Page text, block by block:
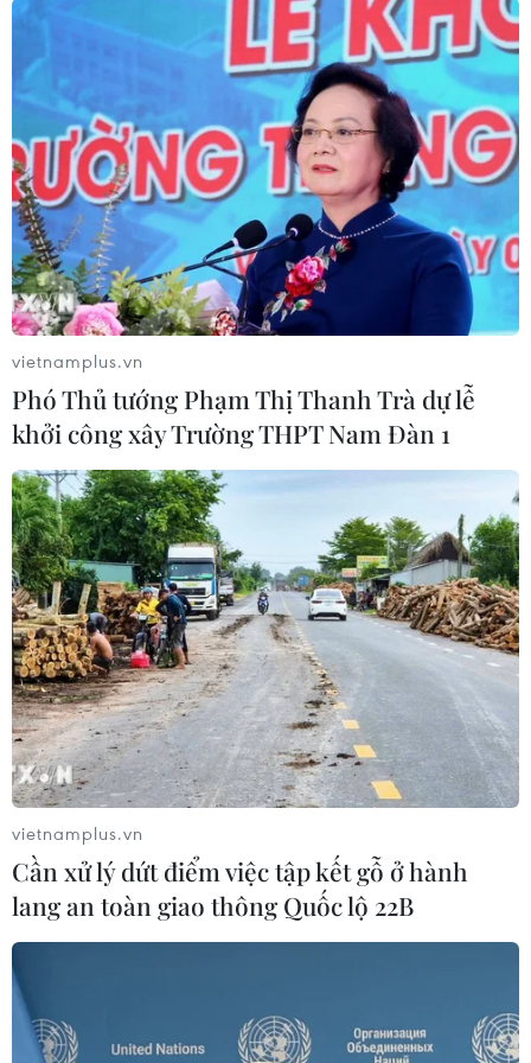
#Chứng khoán #Cổ phiếu bất động sản
#Ngân hàng
Theo dõi VietnamPlus
TIN LIÊN QUAN
vietnamplus.vn
Phó Thủ tướng Phạm Thị Thanh Trà dự lễ
khởi công xây Trường THPT Nam Đàn 1
vietnamplus.vn
Cần xử lý dứt điểm việc tập kết gỗ ở hành
lang an toàn giao thông Quốc lộ 22B